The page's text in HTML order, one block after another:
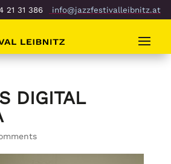
21 31 386 info@jazzfestivalleibnitz.at
DIGITAL